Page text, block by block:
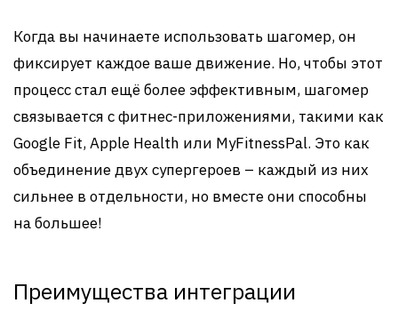
Когда вы начинаете использовать шагомер, он
фиксирует каждое ваше движение. Но, чтобы этот
процесс стал ещё более эффективным, шагомер
связывается с фитнес-приложениями, такими как
Google Fit, Apple Health или MyFitnessPal. Это как
объединение двух супергероев – каждый из них
сильнее в отдельности, но вместе они способны
на большее!
Преимущества интеграции